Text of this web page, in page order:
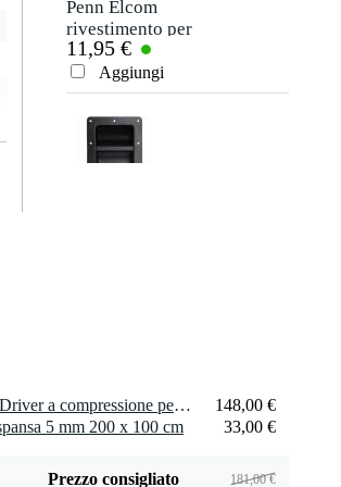
Penn Elcom
rivestimento per
casse nero 1,00 m
(largo 1,83 m)
11,95 €
Aggiungi
Penn Elcom
vernice warnex
kg) Aggiungi
1 x Celestion CDX1-1731 Driver a compressione per altoparlante, 8 Ohm
148,00 €
5 mm 200 x 100 cm
33,00 €
Prezzo consigliato 181,00 €